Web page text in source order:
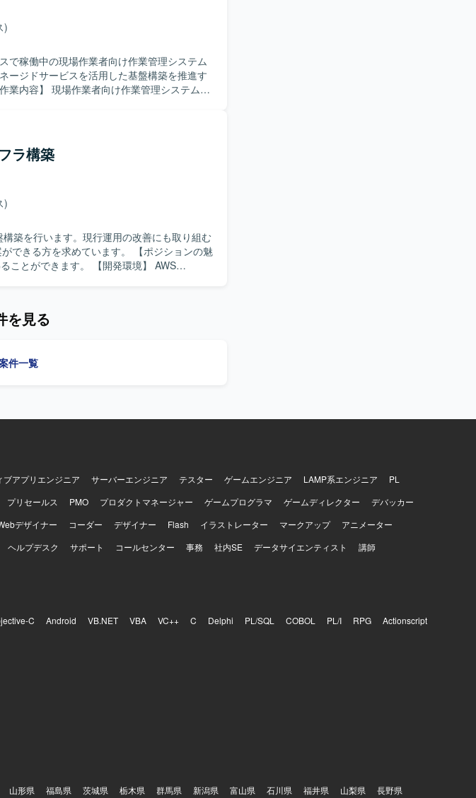
タートから5年スパンでの大規模展開を見据え
検討やアーキテクチャ設計に関与できま
どの社会課題の解決に直結する社会インフ
（予定） その他：マイクロサービス、データ
)
で稼働中の現場作業者向け作業管理システム
ージドサービスを活用した基盤構築を推進す
を整理し、それらを根拠にネットワークや
ックアップなどの基盤設計に落とし込んで
ドポイントなどのネットワーク設計、ECS
やRDS Proxy、ElastiCacheなどを
、WAFやGuardDuty、Security Hub、
、TerraformやAWS CDKによるIaC実装、
ビルドからデプロイまでのCI/CDパイプライ
ットワークとクラウドを接続するクラウド側
びリストア、権限、コスト監視などの運用
ます。セキュリティ、可用性、コストのト
設計判断力をお持ちの方にマッチするポジシ
設計まで幅広い工程に関与できるため、クラ
いただけます。また、セキュリティサービ
ラ構築
)
。 【開発環境】 AWS
を見る
件一覧
ブアプリエンジニア サーバーエンジニア テスター ゲームエンジニア LAMP系エンジニア
PL
プリセールス PMO プロダクトマネージャー ゲームプログラマ ゲームディレクター
デバッカー
デザイナー コーダー デザイナー Flash イラストレーター マークアップ
アニメーター
ヘルプデスク サポート コールセンター 事務 社内SE データサイエンティスト 講師
C Android VB.NET VBA VC++ C Delphi PL/SQL COBOL PL/I RPG
Actionscript
山形県 福島県 茨城県 栃木県 群馬県 新潟県 富山県 石川県 福井県 山梨県 長野県